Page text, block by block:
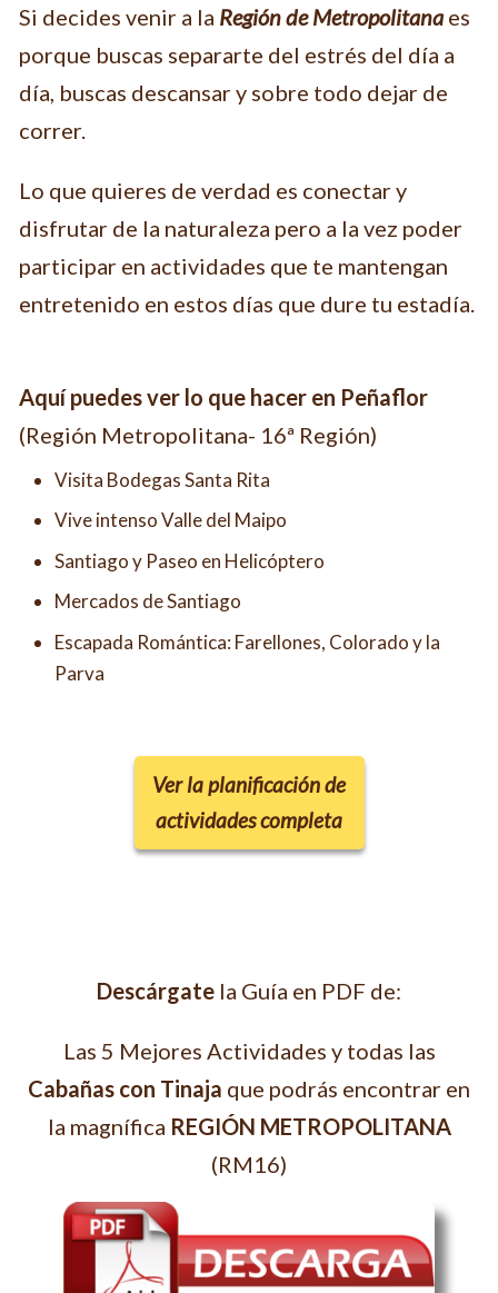
Si decides venir a la Región de Metropolitanaes
porque buscas separarte del estrés del día a
día, buscas descansar y sobre todo dejar de
correr.
Lo que quieres de verdad es conectar y
disfrutar de la naturaleza pero a la vez poder
participar en actividades que te mantengan
entretenido en estos días que dure tu estadía.
Aquí puedes ver lo que hacer en Peñaflor
(Región Metropolitana- 16ª Región)
Visita Bodegas Santa Rita
Vive intenso Valle del Maipo
Santiago y Paseo en Helicóptero
Mercados de Santiago
Escapada Romántica: Farellones, Colorado y la
Parva
Ver la planificación de
actividades completa
Descárgate la Guía en PDF de:
Las 5 Mejores Actividades y todas las
Cabañas con Tinaja que podrás encontrar en
la magnífica REGIÓN METROPOLITANA
(RM16)